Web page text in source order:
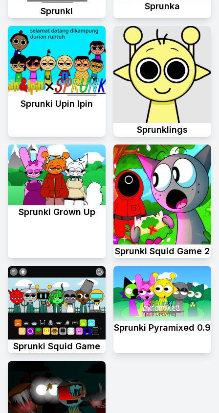
Sprunkl
Sprunka
Sprunki Upin Ipin
Sprunklings
Sprunki Grown Up
Sprunki Squid Game 2
Sprunki Squid Game
Sprunki Pyramixed 0.9